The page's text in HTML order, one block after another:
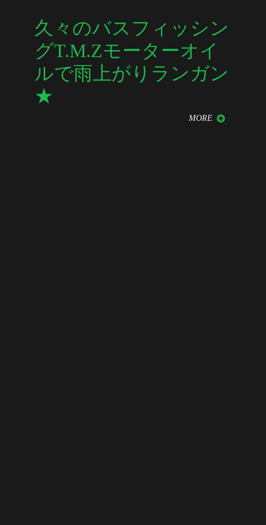
久々のバスフィッシン
グT.M.Zモーターオイ
ルで雨上がりランガン
★
MORE